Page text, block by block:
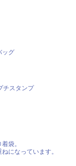
ッグ
チスタンプ
袋。
になっています。